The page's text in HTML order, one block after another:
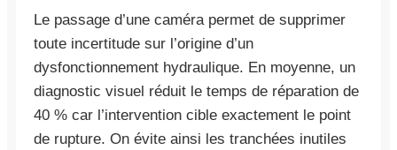
Le passage d’une caméra permet de supprimer
toute incertitude sur l’origine d’un
dysfonctionnement hydraulique. En moyenne, un
diagnostic visuel réduit le temps de réparation de
40 % car l’intervention cible exactement le point
de rupture. On évite ainsi les tranchées inutiles